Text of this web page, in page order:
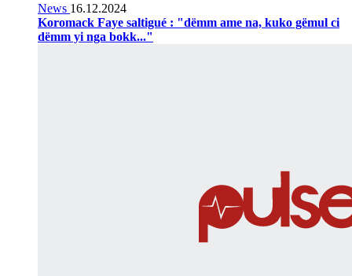
News 16.12.2024
Koromack Faye saltigué : "dëmm ame na, kuko gëmul ci
dëmm yi nga bokk..."